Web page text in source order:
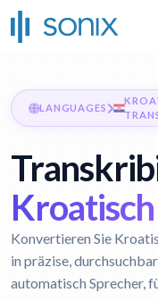
LANGUAGES
Konvertieren Sie
in präzise,
automatisch Sprecher,